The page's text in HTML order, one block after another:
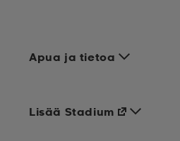
Apua ja tietoa
Lisää Stadium